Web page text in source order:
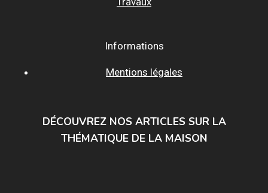
Informations
Mentions légales
DÉCOUVREZ NOS ARTICLES SUR LA
THÉMATIQUE DE LA MAISON